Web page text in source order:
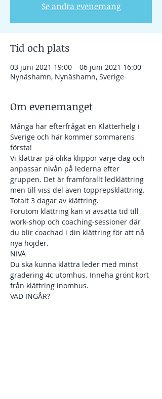
Se andra evenemang
Tid och plats
03 juni 2021 19:00 – 06 juni 2021 16:00
Nynäshamn, Nynäshamn, Sverige
Om evenemanget
Många har efterfrågat en Klätterhelg i
Sverige och här kommer sommarens
första!
Vi klättrar på olika klippor varje dag och
anpassar nivån på lederna efter
gruppen. Det är framförallt ledklättring
men till viss del även topprepsklättring.
Totalt 3 dagar av klättring.
Förutom klättring kan vi avsätta tid till
work-shop och coaching-sessioner där
du blir coachad i din klättring för att nå
nya höjder.
NIVÅ
Du ska kunna klättra leder med minst
gradering 4c utomhus. Inneha grönt kort
från klättring inomhus.
VAD INGÅR?